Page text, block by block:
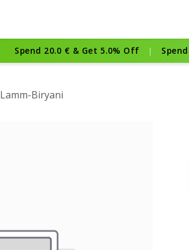
Spend 20.0 € & Get 5.0% Off | Spend
Lamm-Biryani